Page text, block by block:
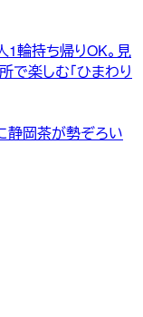
1輪持ち帰りOK。見
で楽しむ「ひまわり
静岡茶が勢ぞろい